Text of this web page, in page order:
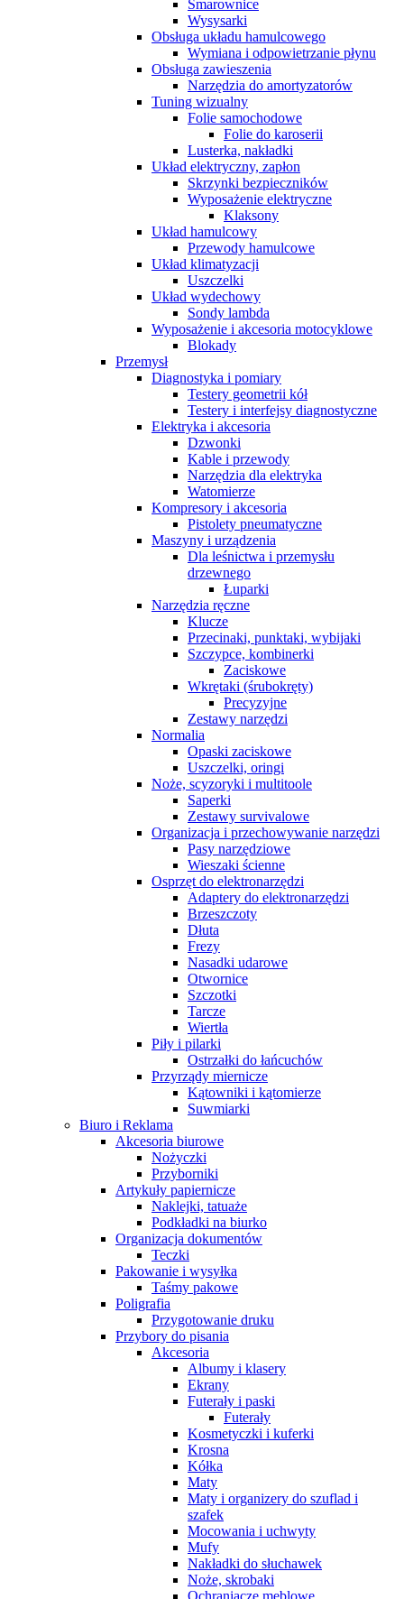
Smarownice
Wysysarki
Obsługa układu hamulcowego
Wymiana i odpowietrzanie płynu
Obsługa zawieszenia
Narzędzia do amortyzatorów
Tuning wizualny
Folie samochodowe
Folie do karoserii
Lusterka, nakładki
Układ elektryczny, zapłon
Skrzynki bezpieczników
Wyposażenie elektryczne
Klaksony
Układ hamulcowy
Przewody hamulcowe
Układ klimatyzacji
Uszczelki
Układ wydechowy
Sondy lambda
Wyposażenie i akcesoria motocyklowe
Blokady
Przemysł
Diagnostyka i pomiary
Testery geometrii kół
Testery i interfejsy diagnostyczne
Elektryka i akcesoria
Dzwonki
Kable i przewody
Narzędzia dla elektryka
Watomierze
Kompresory i akcesoria
Pistolety pneumatyczne
Maszyny i urządzenia
Dla leśnictwa i przemysłu
drzewnego
Łuparki
Narzędzia ręczne
Klucze
Przecinaki, punktaki, wybijaki
Szczypce, kombinerki
Zaciskowe
Wkrętaki (śrubokręty)
Precyzyjne
Zestawy narzędzi
Normalia
Opaski zaciskowe
Uszczelki, oringi
Noże, scyzoryki i multitoole
Saperki
Zestawy survivalowe
Organizacja i przechowywanie narzędzi
Pasy narzędziowe
Wieszaki ścienne
Osprzęt do elektronarzędzi
Adaptery do elektronarzędzi
Brzeszczoty
Dłuta
Frezy
Nasadki udarowe
Otwornice
Szczotki
Tarcze
Wiertła
Piły i pilarki
Ostrzałki do łańcuchów
Przyrządy miernicze
Kątowniki i kątomierze
Suwmiarki
Biuro i Reklama
Akcesoria biurowe
Nożyczki
Przyborniki
Artykuły papiernicze
Naklejki, tatuaże
Podkładki na biurko
Organizacja dokumentów
Teczki
Pakowanie i wysyłka
Taśmy pakowe
Poligrafia
Przygotowanie druku
Przybory do pisania
Akcesoria
Albumy i klasery
Ekrany
Futerały i paski
Futerały
Kosmetyczki i kuferki
Krosna
Kółka
Maty
Maty i organizery do szuflad i
szafek
Mocowania i uchwyty
Mufy
Nakładki do słuchawek
Noże, skrobaki
Ochraniacze meblowe